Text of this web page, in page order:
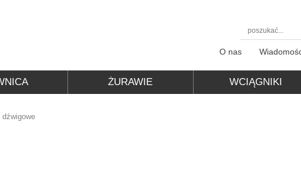
O nas
ŻURAWIE WCIĄGNIKI
dźwigowe